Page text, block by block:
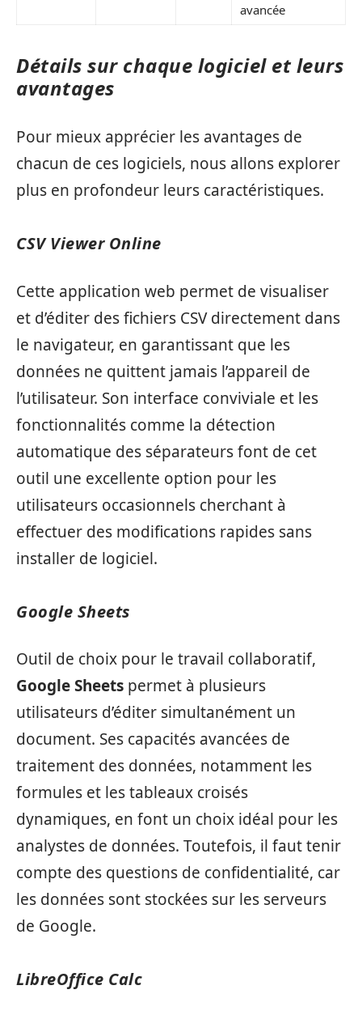
avancée
Détails sur chaque logiciel et leurs
avantages
Pour mieux apprécier les avantages de
chacun de ces logiciels, nous allons explorer
plus en profondeur leurs caractéristiques.
CSV Viewer Online
Cette application web permet de visualiser
et d’éditer des fichiers CSV directement dans
le navigateur, en garantissant que les
données ne quittent jamais l’appareil de
l’utilisateur. Son interface conviviale et les
fonctionnalités comme la détection
automatique des séparateurs font de cet
outil une excellente option pour les
utilisateurs occasionnels cherchant à
effectuer des modifications rapides sans
installer de logiciel.
Google Sheets
Outil de choix pour le travail collaboratif,
Google Sheets permet à plusieurs
utilisateurs d’éditer simultanément un
document. Ses capacités avancées de
traitement des données, notamment les
formules et les tableaux croisés
dynamiques, en font un choix idéal pour les
analystes de données. Toutefois, il faut tenir
compte des questions de confidentialité, car
les données sont stockées sur les serveurs
de Google.
LibreOffice Calc